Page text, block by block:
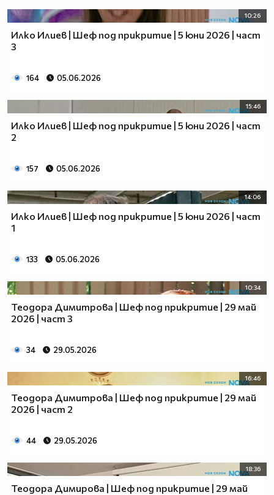
10:26
Илко Илиев | Шеф под прикритие | 5 юни 2026 | част
3
164 05.06.2026
15:46
Илко Илиев | Шеф под прикритие | 5 юни 2026 | част
2
157 05.06.2026
14:06
Илко Илиев | Шеф под прикритие | 5 юни 2026 | част
1
133 05.06.2026
10:34
Теодора Димитрова | Шеф под прикритие | 29 май
2026 | част 3
34 29.05.2026
16:46
Теодора Димитрова | Шеф под прикритие | 29 май
2026 | част 2
44 29.05.2026
18:36
Теодора Димирова | Шеф под прикритие | 29 май